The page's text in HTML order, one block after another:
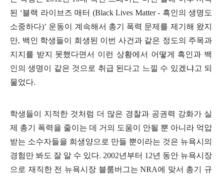
된 ‘블랙 라이브즈 매터 (Black Lives Matter - 흑인의 생명도
소중하다)’ 운동이 계속해서 총기 폭력 문제를 제기해 왔지
만, 백인 학생들이 희생된 이번 사건과 같은 정도의 주목과
지지를 받지 못했다면서 이런 상황에서 어떻게 흑인과 백
인의 생명이 같은 것으로 취급 된다고 느낄 수 있겠냐고 되
물었다.
학생들이 지적한 것처럼 더 많은 경찰과 공권력 강화가 실
제 총기 폭력을 줄이는 데 거의 도움이 안될 뿐 아니라 억압
받는 소수자들을 희생양으로 만들 뿐이라는 것은 뉴욕시의
경험만 봐도 잘 알 수 있다. 2002년부터 12년 동안 뉴욕시장
으로 재직한 전 뉴욕시장 블룸버그는NRA에 맞서 총기 규